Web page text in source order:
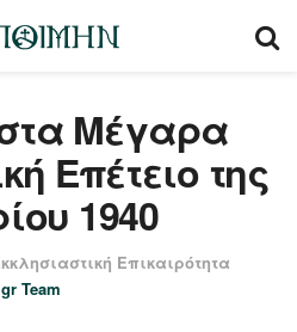
Μέγαρα
Επέτειο της
1940
Επικαιρότητα
Team